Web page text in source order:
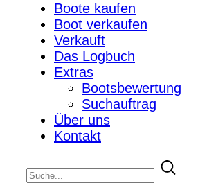
Boote kaufen
Boot verkaufen
Verkauft
Das Logbuch
Extras
Bootsbewertung
Suchauftrag
Über uns
Kontakt